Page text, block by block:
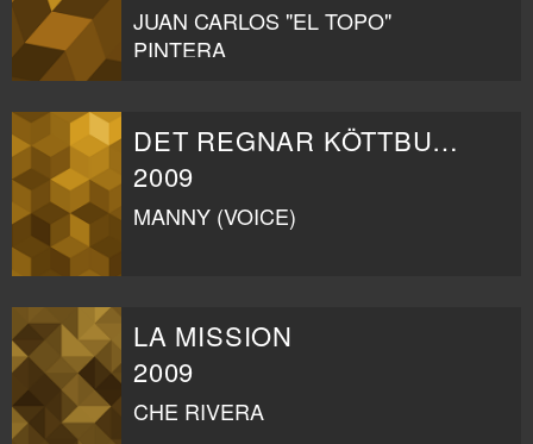
JUAN CARLOS "EL TOPO"
PINTERA
DET REGNAR KÖTTBULLAR
2009
MANNY (VOICE)
LA MISSION
2009
CHE RIVERA